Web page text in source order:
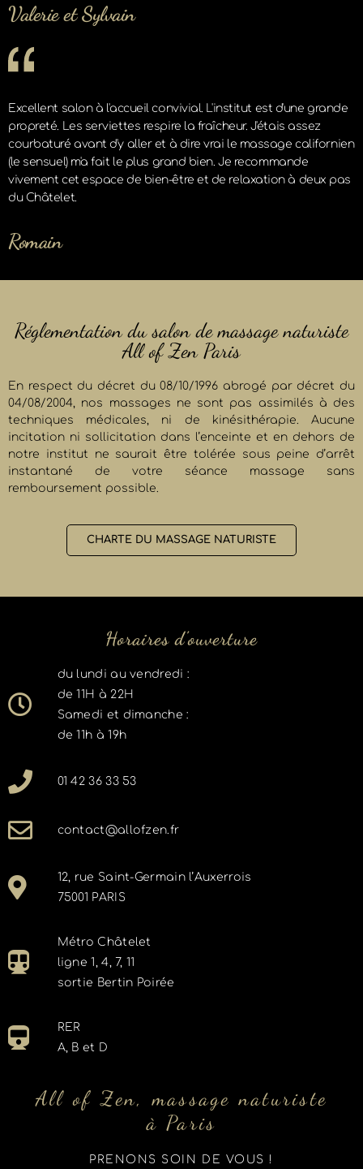
Valerie et Sylvain
Excellent salon à l'accueil convivial. L'institut est d'une grande
propreté. Les serviettes respire la fraîcheur. J'étais assez
courbaturé avant d'y aller et à dire vrai le massage californien
(le sensuel) m'a fait le plus grand bien. Je recommande
vivement cet espace de bien-être et de relaxation à deux pas
du Châtelet.
Romain
Réglementation du salon de massage naturiste
All of Zen Paris
En respect du décret du 08/10/1996 abrogé par décret du
04/08/2004, nos massages ne sont pas assimilés à des
techniques médicales, ni de kinésithérapie. Aucune
incitation ni sollicitation dans l’enceinte et en dehors de
notre institut ne saurait être tolérée sous peine d’arrêt
instantané de votre séance massage sans
remboursement possible.
CHARTE DU MASSAGE NATURISTE
Horaires d'ouverture
du lundi au vendredi :
de 11H à 22H
Samedi et dimanche :
de 11h à 19h
01 42 36 33 53
contact@allofzen.fr
12, rue Saint-Germain l’Auxerrois
75001 PARIS
Métro Châtelet
ligne 1, 4, 7, 11
sortie Bertin Poirée
RER
A, B et D
All of Zen, massage naturiste
à Paris
PRENONS SOIN DE VOUS !